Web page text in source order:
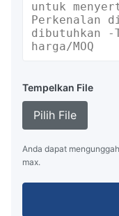
Tempelkan File
Pilih File
Anda dapat
max.